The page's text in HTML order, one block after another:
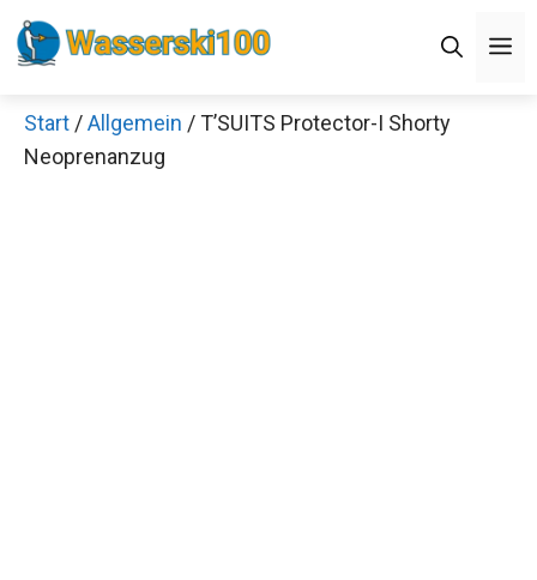
Zum
Inhalt
Start /Allgemein / T’SUITS Protector-I Shorty
Neoprenanzug